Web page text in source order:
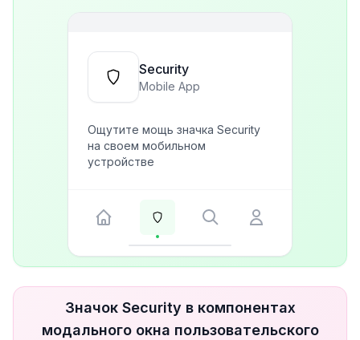
Security
Mobile App
Ощутите мощь значка Security
на своем мобильном
устройстве
Значок Security в компонентах
модального окна пользовательского